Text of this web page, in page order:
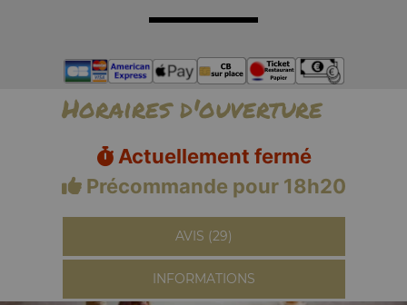
Horaires d'ouverture
Actuellement fermé
Précommande pour 18h20
AVIS (29)
INFORMATIONS